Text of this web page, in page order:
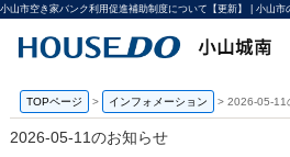
小山市空き家バンク利用促進補助制度について【更新】 | 小山
TOPページ > インフォメーション > 2026-05-11
2026-05-11のお知らせ